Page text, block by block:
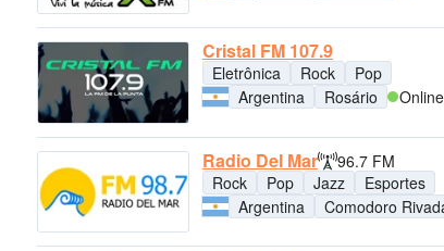
Cristal FM 107.9
Eletrônica Rock
Pop
Argentina
Rosário Online
Radio Del Mar
96.7 FM
Rock
Pop Jazz
Esportes
Argentina
Comodoro